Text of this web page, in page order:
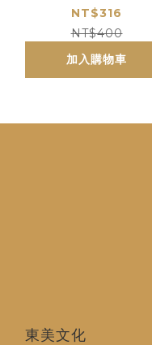
錄》
NT$316
NT$400
加入購物車
東美文化